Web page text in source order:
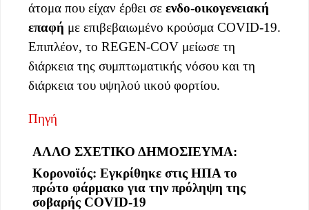
άτομα που είχαν έρθει σε ενδο-οικογενειακή
επαφή με επιβεβαιωμένο κρούσμα COVID-19.
Επιπλέον, το REGEN-COV μείωσε τη
διάρκεια της συμπτωματικής νόσου και τη
διάρκεια του υψηλού ιικού φορτίου.
Πηγή
ΑΛΛΟ ΣΧΕΤΙΚΟ ΔΗΜΟΣΙΕΥΜΑ:
Κορονοϊός: Εγκρίθηκε στις ΗΠΑ το
πρώτο φάρμακο για την πρόληψη της
σοβαρής COVID-19